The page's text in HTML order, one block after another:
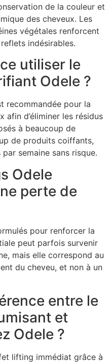
de la couleur et
des cheveux. Les
végétales renforcent
indésirables.
utiliser le
Odele ?
recommandée pour la
afin d’éliminer les résidus
à beaucoup de
de produits coiffants,
semaine sans risque.
Odele
perte de
pour renforcer la
peut parfois survenir
mais elle correspond au
du cheveu, et non à un
entre le
et
Odele ?
lifting immédiat grâce à